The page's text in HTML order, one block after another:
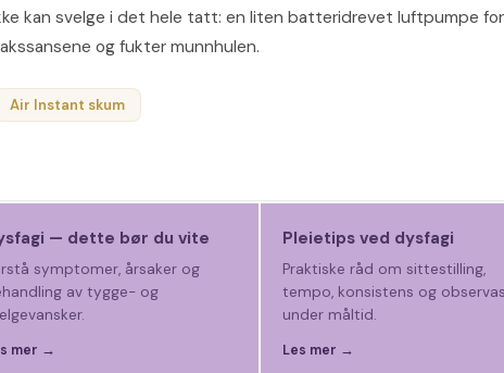
kan svelge i det hele tatt: en liten batteridrevet luftpumpe
og fukter munnhulen.
Air Instant skum
— dette bør du vite
symptomer, årsaker og
av tygge- og
mer →
Pleietips ved dysfagi
Praktiske råd om sittestilling,
tempo, konsistens og
under måltid.
Les mer →